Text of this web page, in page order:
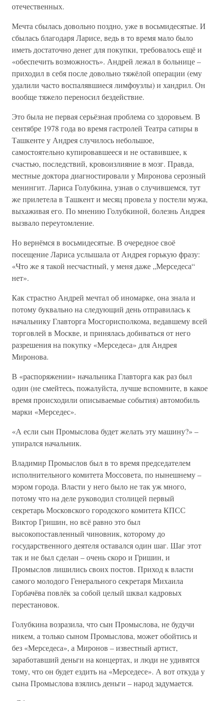
отечественных.
Мечта сбылась довольно поздно, уже в восьмидесятые. И
сбылась благодаря Ларисе, ведь в то время мало было
иметь достаточно денег для покупки, требовалось ещё и
«обеспечить возможность». Андрей лежал в больнице –
приходил в себя после довольно тяжёлой операции (ему
удалили часто воспалявшиеся лимфоузлы) и хандрил. Он
вообще тяжело переносил бездействие.
Это была не первая серьёзная проблема со здоровьем. В
сентябре 1978 года во время гастролей Театра сатиры в
Ташкенте у Андрея случилось небольшое,
самостоятельно купировавшееся и не оставившее, к
счастью, последствий, кровоизлияние в мозг. Правда,
местные доктора диагностировали у Миронова серозный
менингит. Лариса Голубкина, узнав о случившемся, тут
же прилетела в Ташкент и месяц провела у постели мужа,
выхаживая его. По мнению Голубкиной, болезнь Андрея
вызвало переутомление.
Но вернёмся в восьмидесятые. В очередное своё
посещение Лариса услышала от Андрея горькую фразу:
«Что же я такой несчастный, у меня даже „Мерседеса“
нет».
Как страстно Андрей мечтал об иномарке, она знала и
потому буквально на следующий день отправилась к
начальнику Главторга Мосгорисполкома, ведавшему всей
торговлей в Москве, и принялась добиваться от него
разрешения на покупку «Мерседеса» для Андрея
Миронова.
В «распоряжении» начальника Главторга как раз был
один (не смейтесь, пожалуйста, лучше вспомните, в какое
время происходили описываемые события) автомобиль
марки «Мерседес».
«А если сын Промыслова будет желать эту машину?» –
упирался начальник.
Владимир Промыслов был в то время председателем
исполнительного комитета Моссовета, по нынешнему –
мэром города. Власти у него было не так уж много,
потому что на деле руководил столицей первый
секретарь Московского городского комитета КПСС
Виктор Гришин, но всё равно это был
высокопоставленный чиновник, которому до
государственного деятеля оставался один шаг. Шаг этот
так и не был сделан – очень скоро и Гришин, и
Промыслов лишились своих постов. Приход к власти
самого молодого Генерального секретаря Михаила
Горбачёва повлёк за собой целый шквал кадровых
перестановок.
Голубкина возразила, что сын Промыслова, не будучи
никем, а только сыном Промыслова, может обойтись и
без «Мерседеса», а Миронов – известный артист,
заработавший деньги на концертах, и люди не удивятся
тому, что он будет ездить на «Мерседесе». А вот откуда у
сына Промыслова взялись деньги – народ задумается.